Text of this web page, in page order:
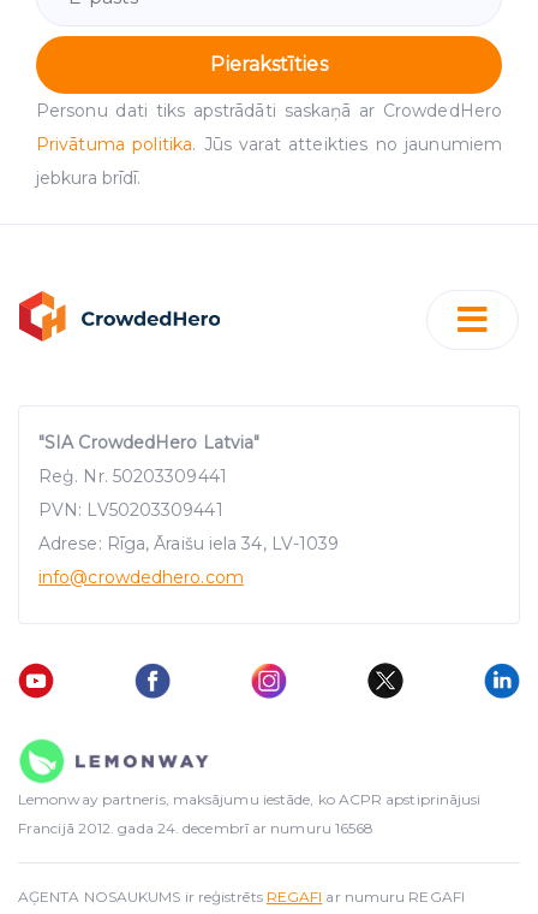
Pierakstīties
Personu dati tiks apstrādāti saskaņā ar CrowdedHero
Privātuma politika. Jūs varat atteikties no jaunumiem
jebkura brīdī.
"SIA CrowdedHero Latvia"
Reģ. Nr. 50203309441
PVN: LV50203309441
Adrese: Rīga, Āraišu iela 34, LV-1039
info@crowdedhero.com
Lemonway partneris, maksājumu iestāde, ko ACPR apstiprinājusi
Francijā 2012. gada 24. decembrī ar numuru 16568
AĢENTA NOSAUKUMS ir reģistrēts REGAFI ar numuru REGAFI